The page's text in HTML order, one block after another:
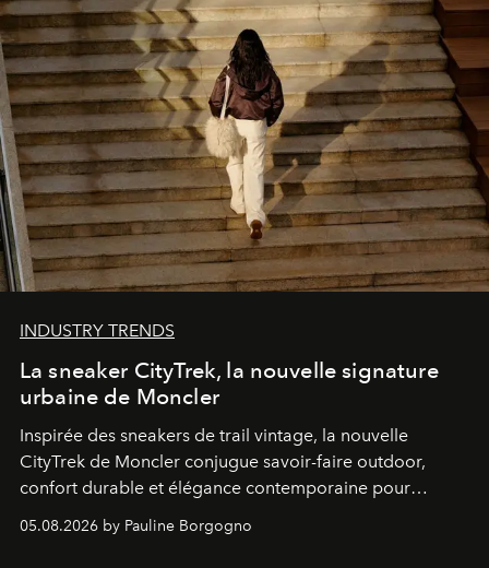
INDUSTRY TRENDS
La sneaker CityTrek, la nouvelle signature
urbaine de Moncler
Inspirée des sneakers de trail vintage, la nouvelle
CityTrek de Moncler conjugue savoir-faire outdoor,
confort durable et élégance contemporaine pour
accompagner les explorations du quotidien.
05.08.2026 by Pauline Borgogno